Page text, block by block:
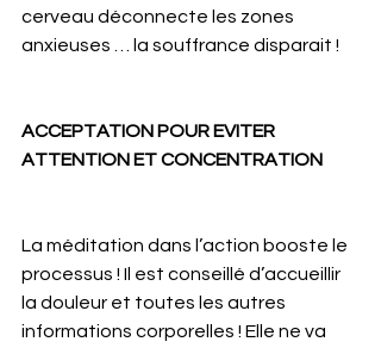
cerveau déconnecte les zones
anxieuses … la souffrance disparait !
ACCEPTATION POUR EVITER
ATTENTION ET CONCENTRATION
La méditation dans l’action booste le
processus ! Il est conseillé d’accueillir
la douleur et toutes les autres
informations corporelles ! Elle ne va